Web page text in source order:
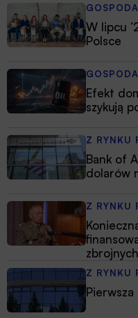
W lipcu
Polsce
Efekt
szykują
Z RYNKU
Bank of
dolarów
Z RYNKU
zbrojnych
Z RYNKU
Pierwsza